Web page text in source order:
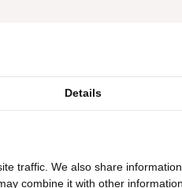
tot 17:00
Details
traffic. We also share information
combine it with other information